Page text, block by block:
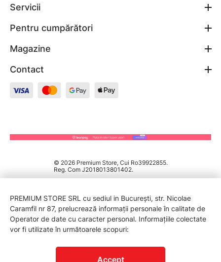
Servicii
Pentru cumpărători
Magazine
Contact
© 2026 Premium Store, Cui Ro39922855.
Reg. Com J2018013801402.
PREMIUM STORE SRL cu sediul in București, str. Nicolae
Caramfil nr 87, prelucrează informații personale în calitate de
Operator de date cu caracter personal. Informațiile colectate
vor fi utilizate în următoarele scopuri:
Accept